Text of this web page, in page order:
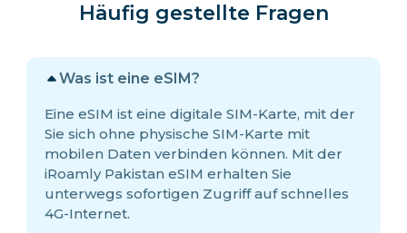
Häufig gestellte Fragen
Was ist eine eSIM?
Eine eSIM ist eine digitale SIM-Karte, mit der
Sie sich ohne physische SIM-Karte mit
mobilen Daten verbinden können. Mit der
iRoamly Pakistan eSIM erhalten Sie
unterwegs sofortigen Zugriff auf schnelles
4G-Internet.